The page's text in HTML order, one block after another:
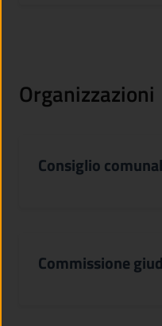
Organizzazioni
Consiglio
Commissione